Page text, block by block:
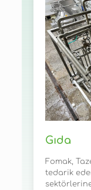
Gıda
Fomak,
tedarik